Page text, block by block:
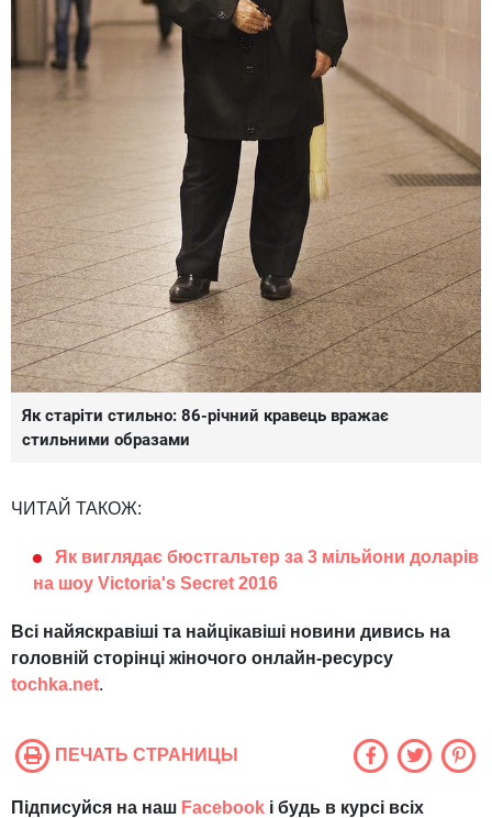
Як старіти стильно: 86-річний кравець вражає
стильними образами
ЧИТАЙ ТАКОЖ:
Як виглядає бюстгальтер за 3 мільйони доларів
на шоу Victoria's Secret 2016
Всі найяскравіші та найцікавіші новини дивись на
головній сторінці жіночого онлайн-ресурсу
tochka.net.
ПЕЧАТЬ СТРАНИЦЫ
Підписуйся на наш Facebook і будь в курсі всіх